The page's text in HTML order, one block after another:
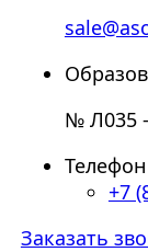
№ Л035 -
Телефон
+7
Заказать